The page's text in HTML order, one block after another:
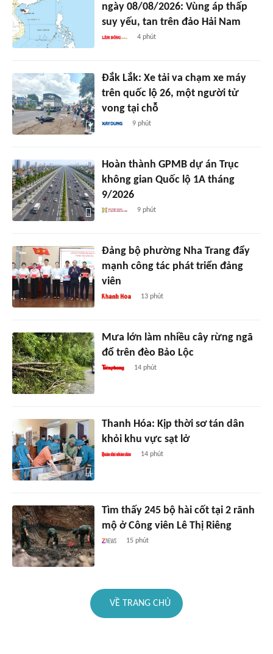
ngày 08/08/2026: Vùng áp thấp
suy yếu, tan trên đảo Hải Nam
4 phút
Đắk Lắk: Xe tải va chạm xe máy
trên quốc lộ 26, một người tử
vong tại chỗ
9 phút
Hoàn thành GPMB dự án Trục
không gian Quốc lộ 1A tháng
9/2026
9 phút
Đảng bộ phường Nha Trang đẩy
mạnh công tác phát triển đảng
viên
13 phút
Mưa lớn làm nhiều cây rừng ngã
đổ trên đèo Bảo Lộc
14 phút
Thanh Hóa: Kịp thời sơ tán dân
khỏi khu vực sạt lở
14 phút
Tìm thấy 245 bộ hài cốt tại 2 rãnh
mộ ở Công viên Lê Thị Riêng
15 phút
VỀ TRANG CHỦ